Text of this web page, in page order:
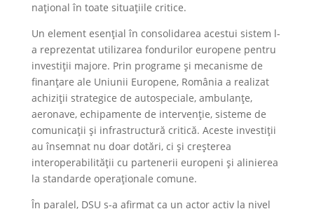
național în toate situațiile critice.
Un element esențial în consolidarea acestui sistem l-
a reprezentat utilizarea fondurilor europene pentru
investiții majore. Prin programe și mecanisme de
finanțare ale Uniunii Europene, România a realizat
achiziții strategice de autospeciale, ambulanțe,
aeronave, echipamente de intervenție, sisteme de
comunicații și infrastructură critică. Aceste investiții
au însemnat nu doar dotări, ci și creșterea
interoperabilității cu partenerii europeni și alinierea
la standarde operaționale comune.
În paralel, DSU s-a afirmat ca un actor activ la nivel